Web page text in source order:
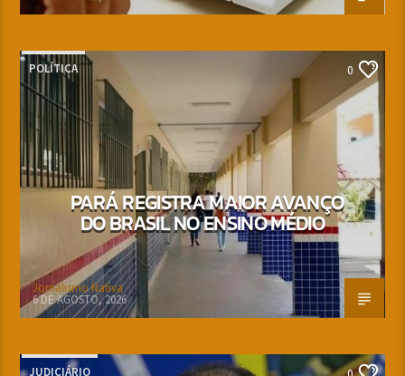
POLÍTICA 0
PARÁ REGISTRA MAIOR AVANÇO
DO BRASIL NO ENSINO MÉDIO
Jornalismo Nativa
6 DE AGOSTO, 2026
JUDICIÁRIO